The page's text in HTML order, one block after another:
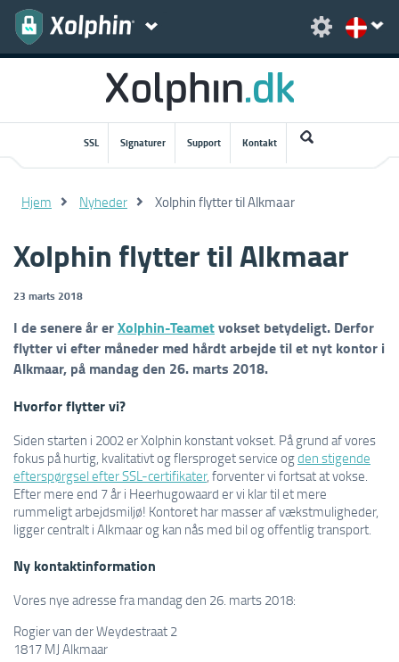
SSL Signaturer Support Kontakt
Hjem Nyheder Xolphin flytter til Alkmaar
Xolphin flytter til Alkmaar
23 marts 2018
I de senere år erXolphin-Teametvokset betydeligt. Derfor
flytter vi efter måneder med hårdt arbejde til et nyt kontor i
Alkmaar, på mandag den 26. marts 2018.
Hvorfor flytter vi?
Siden starten i 2002 er Xolphin konstant vokset. På grund af vores
fokus på hurtig, kvalitativt og flersproget service ogden stigende
efterspørgsel efter SSL-certifikater, forventer vi fortsat at vokse.
Efter mere end 7 år i Heerhugowaard er vi klar til et mere
rummeligt arbejdsmiljø! Kontoret har masser af vækstmuligheder,
ligger centralt i Alkmaar og kan nås med bil og offentlig transport.
Ny kontaktinformation
Vores nye adresse fra mandag den 26. marts 2018:
Rogier van der Weydestraat 2
1817 MJ Alkmaar